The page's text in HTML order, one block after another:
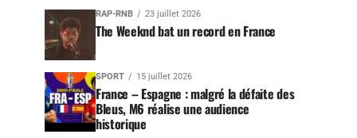
RAP-RNB 23 juillet 2026
The Weeknd bat un record en France
SPORT 15 juillet 2026
France – Espagne : malgré la défaite des
Bleus, M6 réalise une audience
historique